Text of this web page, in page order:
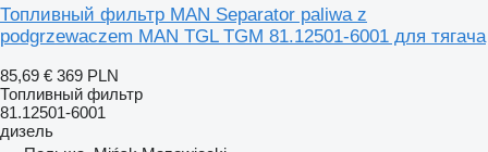
Топливный фильтр MAN Separator paliwa z
podgrzewaczem MAN TGL TGM 81.12501-6001 для тягача
85,69 € 369 PLN
Топливный фильтр
81.12501-6001
дизель